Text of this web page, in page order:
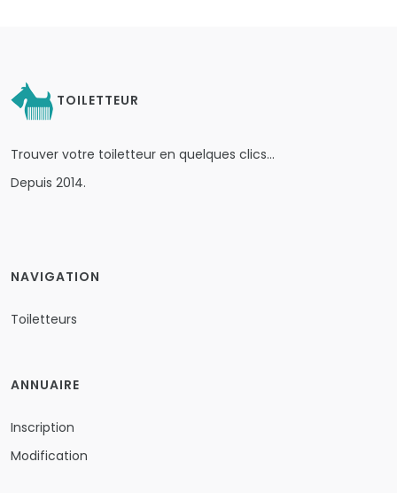
TOILETTEUR
Trouver votre toiletteur en quelques clics…
Depuis 2014.
NAVIGATION
Toiletteurs
ANNUAIRE
Inscription
Modification